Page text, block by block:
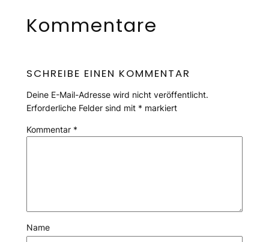
Kommentare
SCHREIBE EINEN KOMMENTAR
Deine E-Mail-Adresse wird nicht veröffentlicht.
Erforderliche Felder sind mit * markiert
Kommentar *
Name